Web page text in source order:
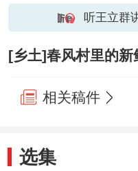
听王立群
[乡土]春风村里的
相关稿件
选集